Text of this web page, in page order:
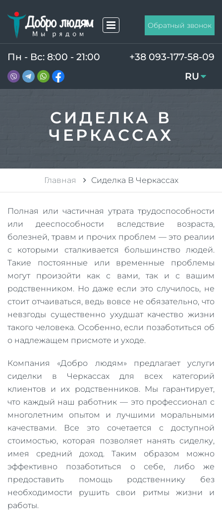
Обратный звонок
Пн - Вс: 8:00 - 21:00
+38 093-177-58-09
RU
UA
СИДЕЛКА В
ЧЕРКАССАХ
Главная Сиделка В Черкассах
Полная или частичная утрата трудоспособности
или дееспособности вследствие возраста,
болезней, травм и прочих проблем — это реалии
с которыми сталкивается большинство людей.
Такие постоянные или временные проблемы
могут произойти как с вами, так и с вашим
родственником. Но даже если это случилось, не
стоит отчаиваться, ведь вовсе не обязательно, что
невзгоды существенно ухудшат качество жизни
такого человека. Особенно, если позаботиться об
о надлежащем присмоте и уходе.
Компания «Добро людям» предлагает услуги
сиделки в Черкассах для всех категорий
клиентов и их родственников. Мы гарантирует,
что каждый наш работник — это профессионал с
многолетним опытом и лучшими моральными
качествами. Все это сочетается с доступной
стоимостью, которая позволяет нанять сиделку,
имея средний доход. Таким образом можно
эффективно позаботиться о себе, либо же
предоставить помощь родственнику без
необходимости рушить свои ритмы жизни и
работы.